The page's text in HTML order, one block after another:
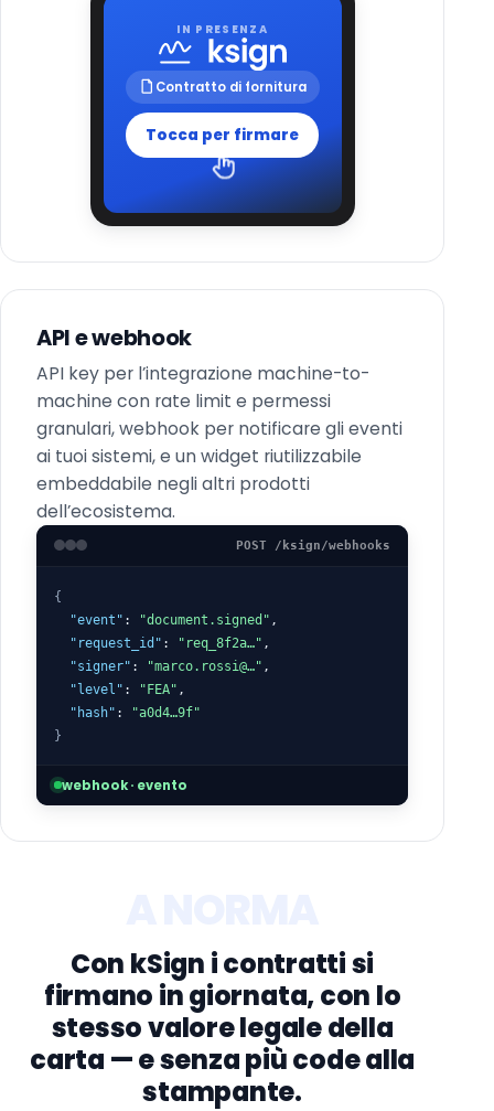
IN PRESENZA
Contratto di fornitura
Tocca per firmare
API e webhook
API key per l’integrazione machine-to-
machine con rate limit e permessi
granulari, webhook per notificare gli eventi
ai tuoi sistemi, e un widget riutilizzabile
embeddabile negli altri prodotti
dell’ecosistema.
POST /ksign/webhooks
{
"event" : "document.signed" ,
"request_id" : "req_8f2a…" ,
"signer" : "marco.rossi@…" ,
"level" : "FEA" ,
"hash" :
"a0d4…9f"
}
webhook · evento
Con kSign i contratti si
firmano in giornata, con lo
stesso valore legale della
carta — e senza più code alla
stampante.